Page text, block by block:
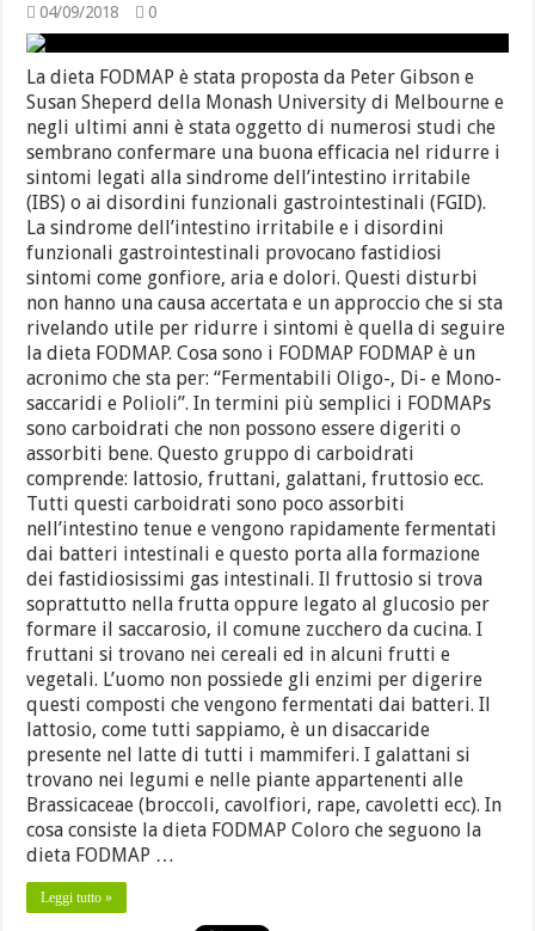
04/09/2018 0
La dieta FODMAP è stata proposta da Peter Gibson e
Susan Sheperd della Monash University di Melbourne e
negli ultimi anni è stata oggetto di numerosi studi che
sembrano confermare una buona efficacia nel ridurre i
sintomi legati alla sindrome dell’intestino irritabile
(IBS) o ai disordini funzionali gastrointestinali (FGID).
La sindrome dell’intestino irritabile e i disordini
funzionali gastrointestinali provocano fastidiosi
sintomi come gonfiore, aria e dolori. Questi disturbi
non hanno una causa accertata e un approccio che si sta
rivelando utile per ridurre i sintomi è quella di seguire
la dieta FODMAP. Cosa sono i FODMAP FODMAP è un
acronimo che sta per: “Fermentabili Oligo-, Di- e Mono-
saccaridi e Polioli”. In termini più semplici i FODMAPs
sono carboidrati che non possono essere digeriti o
assorbiti bene. Questo gruppo di carboidrati
comprende: lattosio, fruttani, galattani, fruttosio ecc.
Tutti questi carboidrati sono poco assorbiti
nell’intestino tenue e vengono rapidamente fermentati
dai batteri intestinali e questo porta alla formazione
dei fastidiosissimi gas intestinali. Il fruttosio si trova
soprattutto nella frutta oppure legato al glucosio per
formare il saccarosio, il comune zucchero da cucina. I
fruttani si trovano nei cereali ed in alcuni frutti e
vegetali. L’uomo non possiede gli enzimi per digerire
questi composti che vengono fermentati dai batteri. Il
lattosio, come tutti sappiamo, è un disaccaride
presente nel latte di tutti i mammiferi. I galattani si
trovano nei legumi e nelle piante appartenenti alle
Brassicaceae (broccoli, cavolfiori, rape, cavoletti ecc). In
cosa consiste la dieta FODMAP Coloro che seguono la
dieta FODMAP …
Leggi tutto »